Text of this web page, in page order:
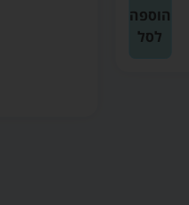
הוספה
לסל